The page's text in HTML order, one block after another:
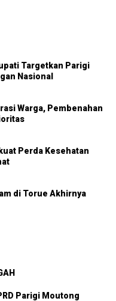
Targetkan Parigi
Nasional
Warga, Pembenahan
Perda Kesehatan
di Torue Akhirnya
Parigi Moutong